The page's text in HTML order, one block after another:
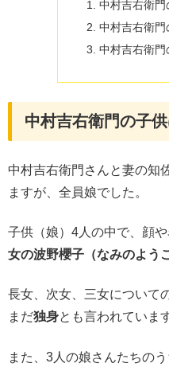
中村吉右衛門
中村吉右衛門
中村吉右衛門
中村吉右衛門の子供
中村吉右衛門さんと妻の知
ますが、全員娘でした。
子供（娘）4人の中で、顔
女の波野櫻子（なみのようこ
長女、次女、三女について
まだ独身とも言われていま
また、3人の娘さんたちの